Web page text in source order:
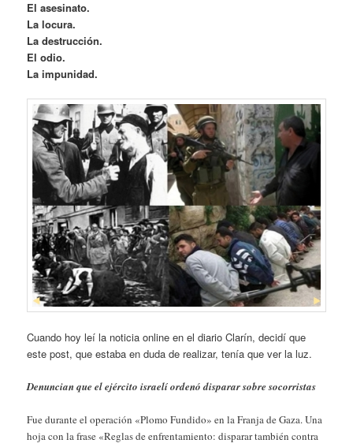
El asesinato.
La locura.
La destrucción.
El odio.
La impunidad.
Cuando hoy leí la noticia online en el diario Clarín, decidí que
este post, que estaba en duda de realizar, tenía que ver la luz.
Denuncian que el ejército israelí ordenó disparar sobre socorristas
Fue durante el operación «Plomo Fundido» en la Franja de Gaza. Una
hoja con la frase «Reglas de enfrentamiento: disparar también contra